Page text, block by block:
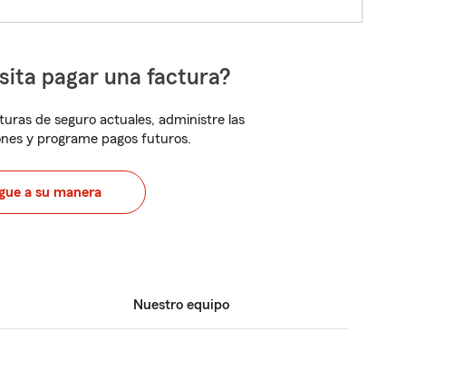
pagar una factura?
de seguro actuales, administre las
y programe pagos futuros.
a su manera
Nuestro equipo